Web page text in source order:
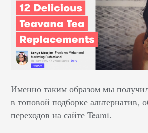
Именно таким образом мы
в топовой подборке альтернатив,
переходов на сайте Teami.